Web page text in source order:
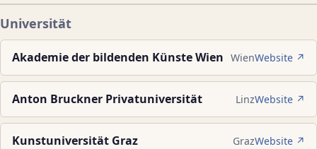
Universität
Akademie der bildenden Künste Wien WienWebsite ↗
Anton Bruckner Privatuniversität LinzWebsite ↗
Kunstuniversität Graz GrazWebsite ↗